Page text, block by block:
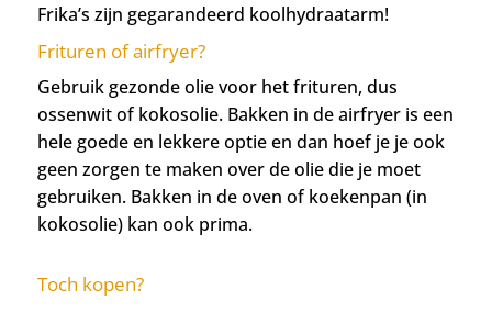
Frika’s zijn gegarandeerd koolhydraatarm!
Frituren of airfryer?
Gebruik gezonde olie voor het frituren, dus
ossenwit of kokosolie. Bakken in de airfryer is een
hele goede en lekkere optie en dan hoef je je ook
geen zorgen te maken over de olie die je moet
gebruiken. Bakken in de oven of koekenpan (in
kokosolie) kan ook prima.
Toch kopen?